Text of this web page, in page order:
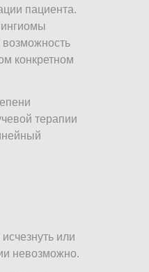
пациента.
возможность
конкретном
терапии
или
невозможно.